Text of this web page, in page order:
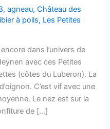
,agneau,Château des
à poils, Les Petites
dans l’univers de
avec ces Petites
(côtes du Luberon). La
C’est vif avec une
Le nez est sur la
de […]